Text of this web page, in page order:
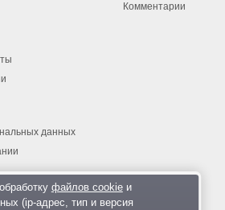
Комментарии
данных
файлов cookieи
(ip-адрес, тип и версия